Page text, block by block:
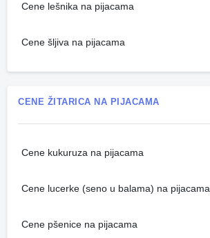
Cene lešnika na pijacama
Cene šljiva na pijacama
CENE ŽITARICA NA PIJACAMA
Cene kukuruza na pijacama
Cene lucerke (seno u balama) na pijacama
Cene pšenice na pijacama